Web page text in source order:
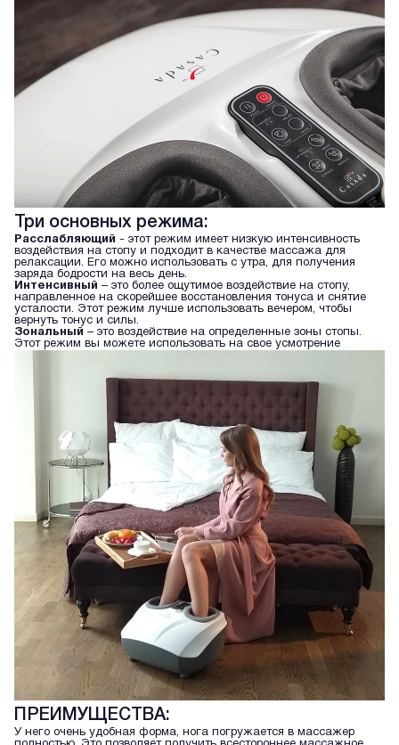
Три основных режима:
Расслабляющий - этот режим имеет низкую интенсивность
воздействия на стопу и подходит в качестве массажа для
релаксации. Его можно использовать с утра, для получения
заряда бодрости на весь день.
Интенсивный – это более ощутимое воздействие на стопу,
направленное на скорейшее восстановления тонуса и снятие
усталости. Этот режим лучше использовать вечером, чтобы
вернуть тонус и силы.
Зональный – это воздействие на определенные зоны стопы.
Этот режим вы можете использовать на свое усмотрение
ПРЕИМУЩЕСТВА:
У него очень удобная форма, нога погружается в массажер